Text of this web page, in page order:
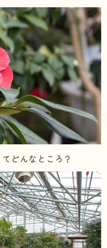
どんなところ？